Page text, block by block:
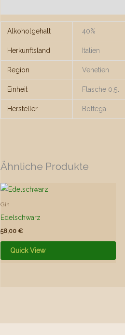
Alkoholgehalt 40%
Herkunftsland Italien
Region Venetien
Einheit Flasche 0,5l
Hersteller Bottega
Ähnliche Produkte
Gin
Edelschwarz
58,00€
Quick View